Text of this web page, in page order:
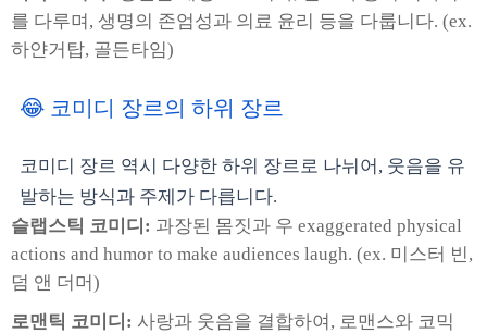
를 다루며, 생명의 존엄성과 의료 윤리 등을 다룹니다. (ex.
하얀거탑, 골든타임)
😂 코미디 장르의 하위 장르
코미디 장르 역시 다양한 하위 장르로 나뉘어, 웃음을 유
발하는 방식과 주제가 다릅니다.
슬랩스틱 코미디: 과장된 몸짓과 우 exaggerated physical
actions and humor to make audiences laugh. (ex. 미스터 빈,
덤 앤 더머)
로맨틱 코미디: 사랑과 웃음을 결합하여, 로맨스와 코믹